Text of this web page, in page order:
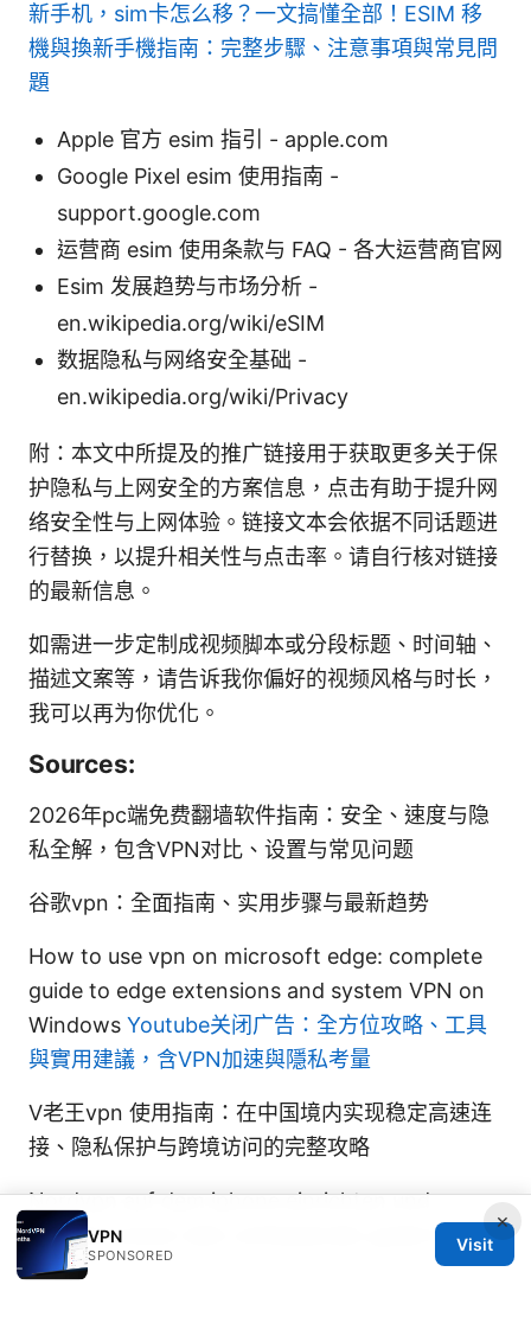
新手机，sim卡怎么移？一文搞懂全部！ESIM 移
機與換新手機指南：完整步驟、注意事項與常見問
題
Apple 官方 esim 指引 - apple.com
Google Pixel esim 使用指南 -
support.google.com
运营商 esim 使用条款与 FAQ - 各大运营商官网
Esim 发展趋势与市场分析 -
en.wikipedia.org/wiki/eSIM
数据隐私与网络安全基础 -
en.wikipedia.org/wiki/Privacy
附：本文中所提及的推广链接用于获取更多关于保
护隐私与上网安全的方案信息，点击有助于提升网
络安全性与上网体验。链接文本会依据不同话题进
行替换，以提升相关性与点击率。请自行核对链接
的最新信息。
如需进一步定制成视频脚本或分段标题、时间轴、
描述文案等，请告诉我你偏好的视频风格与时长，
我可以再为你优化。
Sources:
2026年pc端免费翻墙软件指南：安全、速度与隐
私全解，包含VPN对比、设置与常见问题
谷歌vpn：全面指南、实用步骤与最新趋势
How to use vpn on microsoft edge: complete
guide to edge extensions and system VPN on
Windows Youtube关闭广告：全方位攻略、工具
與實用建議，含VPN加速與隱私考量
V老王vpn 使用指南：在中国境内实现稳定高速连
接、隐私保护与跨境访问的完整攻略
Nordvpn auf dem iphone einrichten und
optimal nutzen dein umfassender guide fur
2026
×
VPN
SPONSORED
Visit